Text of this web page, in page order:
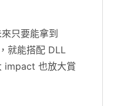
只要能拿到
就能搭配 DLL
impact 也放大賞